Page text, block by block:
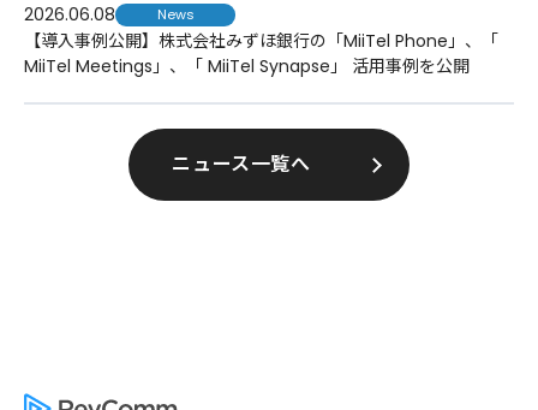
2026.06.08 News
【導入事例公開】株式会社みずほ銀行の「MiiTel Phone」、「
MiiTel Meetings」、「 MiiTel Synapse」 活用事例を公開
ニュース一覧へ